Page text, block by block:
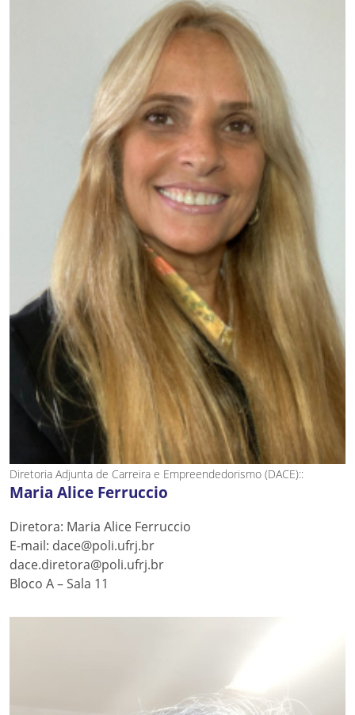
Diretoria Adjunta de Carreira e Empreendedorismo (DACE)::
Maria Alice Ferruccio
Diretora: Maria Alice Ferruccio
E-mail: dace@poli.ufrj.br
dace.diretora@poli.ufrj.br
Bloco A – Sala 11